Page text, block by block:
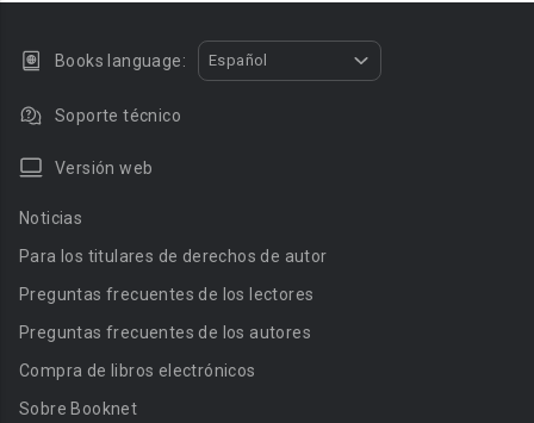
Books language: Español
Soporte técnico
Versión web
Noticias
Para los titulares de derechos de autor
Preguntas frecuentes de los lectores
Preguntas frecuentes de los autores
Compra de libros electrónicos
Sobre Booknet